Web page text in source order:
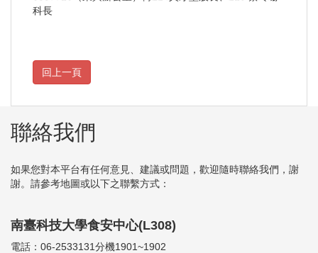
科長
聯絡我們
如果您對本平台有任何意見、建議或問題，歡迎隨時聯絡我們，謝
謝。請參考地圖或以下之聯繫方式：
南臺科技大學食安中心(L308)
電話：06-2533131分機1901~1902